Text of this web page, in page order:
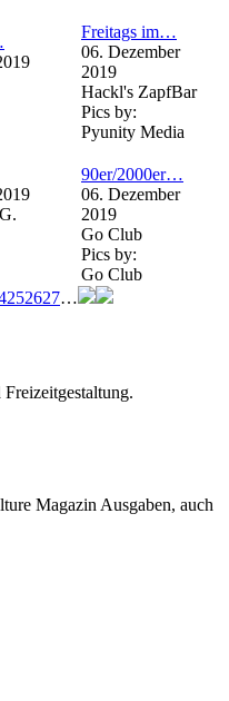
Freitags im…
06. Dezember
2019
Hackl's ZapfBar
Pics by:
Pyunity Media
90er/2000er…
06. Dezember
2019
Go Club
Pics by:
Go Club
252627…
Magazin Ausgaben, auch